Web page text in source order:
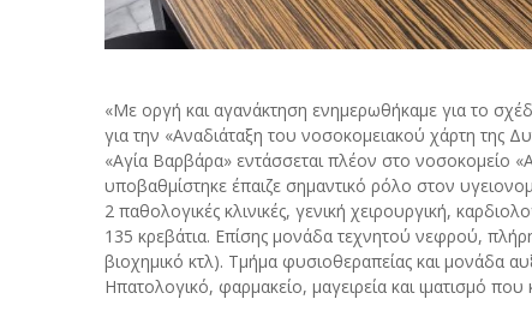
«Με οργή και αγανάκτηση ενημερωθήκαμε για το
για την «Αναδιάταξη του νοσοκομειακού χάρτη της
«Αγία Βαρβάρα» εντάσσεται πλέον στο νοσοκομείο
υποβαθμίστηκε έπαιζε σημαντικό ρόλο στον
2 παθολογικές κλινικές, γενική χειρουργική,
135 κρεβάτια. Επίσης μονάδα τεχνητού νεφρού,
βιοχημικό κτλ). Τμήμα φυσιοθεραπείας και μονάδα
Ηπατολογικό, φαρμακείο, μαγειρεία και ιματισμό που